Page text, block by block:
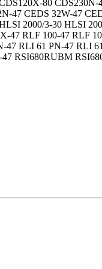
80
47 CEDS 32W-47
2000/3-30 HLSI
47 RLF 100-47 RLF
RLI 61 PN-47
RSI680RUBM